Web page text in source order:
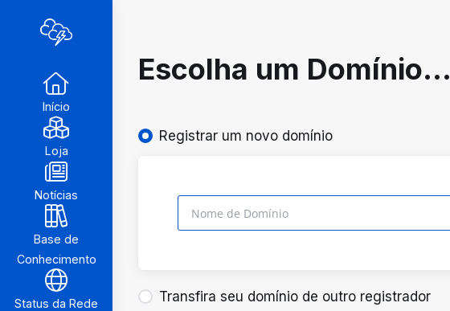
Início
Loja
Notícias
Base de
Conhecimento
Status da Rede
Escolha um Domínio...
Registrar um novo domínio
Transfira seu domínio de outro registrador